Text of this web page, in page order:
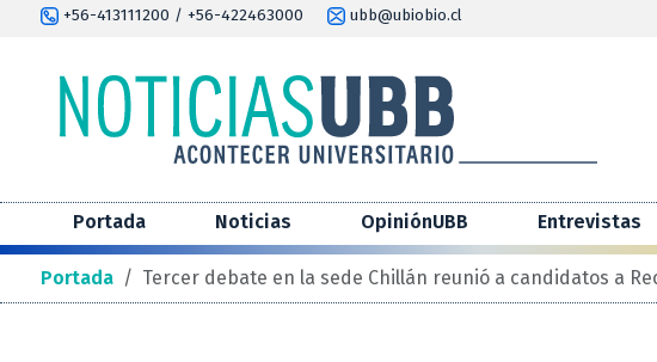
+56-413111200 / +56-422463000 ubb@ubiobio.cl
Portada Noticias OpiniónUBB Entrevistas
Portada / Tercer debate en la sede Chillán reunió a candidatos a